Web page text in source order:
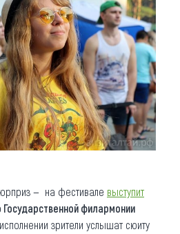
— на фестивале выступит
филармонии
исполнении зрители услышат сюиту